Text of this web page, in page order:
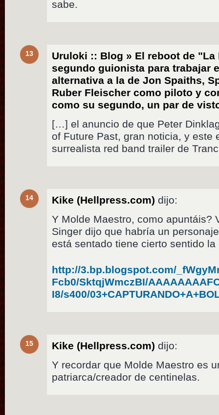
sabe.
13
Uruloki :: Blog » El reboot de "La
segundo guionista para trabajar
alternativa a la de Jon Spaiths,
Ruber Fleischer como piloto y
como su segundo, un par de
[…] el anuncio de que Peter
of Future Past, gran noticia, y este
surrealista red band trailer de
14 Kike (Hellpress.com) dijo:
Y Molde Maestro, como
Singer dijo que habría un
está sentado tiene cierto sentido
http://3.bp.blogspot.com/
Fcb0/SktqjWmczBI/
I8/s400/
15 Kike (Hellpress.com) dijo:
Y recordar que Molde Maestro es
patriarca/creador de centinelas.